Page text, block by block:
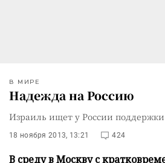
В МИРЕ
Надежда на Россию
Израиль ищет у России
18 ноября 2013, 13:21 424
В среду в Москву с